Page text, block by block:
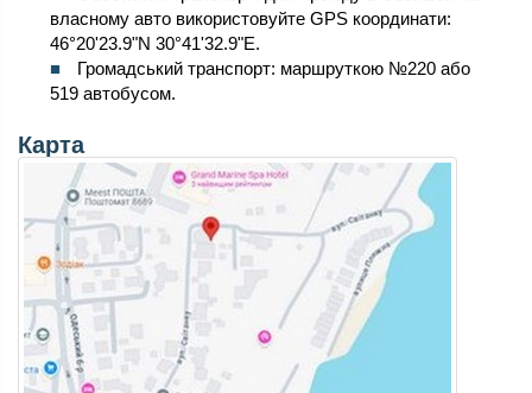
власному авто використовуйте GPS координати:
46°20'23.9"N 30°41'32.9"E.
Громадський транспорт: маршруткою №220 або
519 автобусом.
Карта